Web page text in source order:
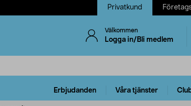
Privatkund
Välkommen
Logga in/Bli medlem
Erbjudanden Våra tjänster